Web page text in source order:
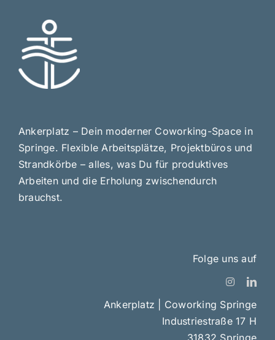
Ankerplatz – Dein moderner Coworking-Space in
Springe. Flexible Arbeitsplätze, Projektbüros und
Strandkörbe – alles, was Du für produktives
Arbeiten und die Erholung zwischendurch
brauchst.
Folge uns auf
Ankerplatz | Coworking Springe
Industriestraße 17 H